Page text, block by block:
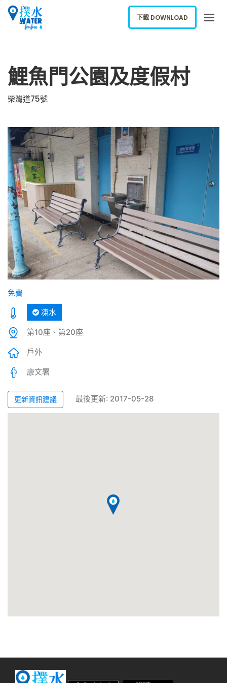
下載應用
ENGLISH
下載 DOWNLOAD
鯉魚門公園及度假村
柴灣道75號
免費
凍水
第10座、第20座
戶外
康文署
更新資訊建議 最後更新: 2017-05-28
下載 DOWNLOAD